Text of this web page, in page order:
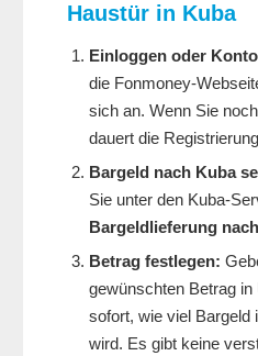
Haustür in Kuba
Einloggen oder
die Fonmoney-
sich an. Wenn Sie
dauert die
Bargeld nach Kuba
Sie unter den Kuba-
Bargeldlieferung
Betrag festlegen:
gewünschten Betrag
sofort, wie viel Bargeld
wird. Es gibt keine